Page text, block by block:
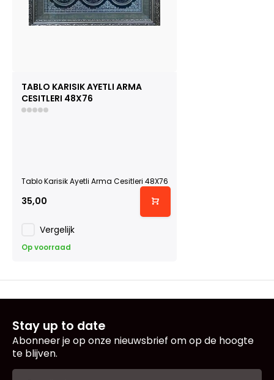
TABLO KARISIK AYETLI ARMA
CESITLERI 48X76
Tablo Karisik Ayetli Arma Cesitleri 48X76
35,00
Vergelijk
Op voorraad
Stay up to date
Abonneer je op onze nieuwsbrief om op de hoogte
te blijven.